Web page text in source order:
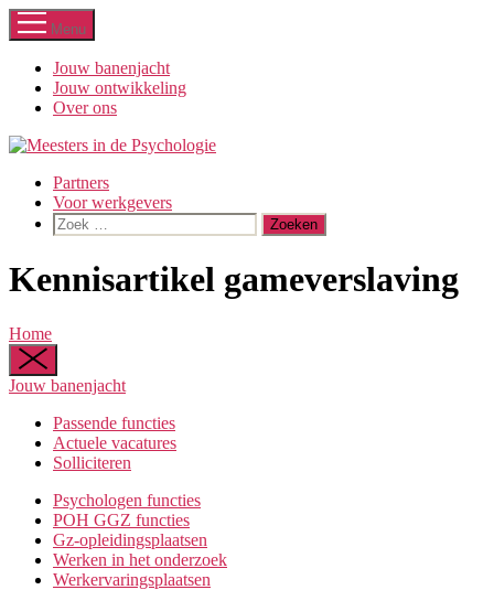
Ga
naar
inhoud
Menu
Jouw banenjacht
Jouw ontwikkeling
Over ons
Partners
Voor werkgevers
Zoeken
naar:
Kennisartikel gameverslaving
Home
Jouw banenjacht
Passende functies
Actuele vacatures
Solliciteren
Psychologen functies
POH GGZ functies
Gz-opleidingsplaatsen
Werken in het onderzoek
Werkervaringsplaatsen